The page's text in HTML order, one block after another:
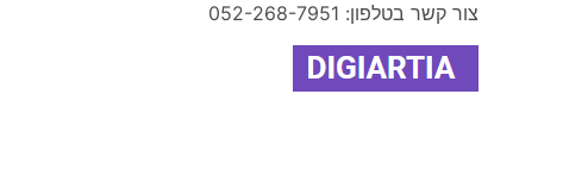
צור קשר בטלפון: 052-268-7951